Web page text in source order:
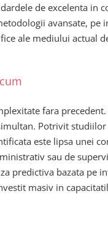
de excelenta in
avansate,
ale mediului actual
fara precedent.
Potrivit
este lipsa unei
sau de
predictiva bazata pe
masiv in